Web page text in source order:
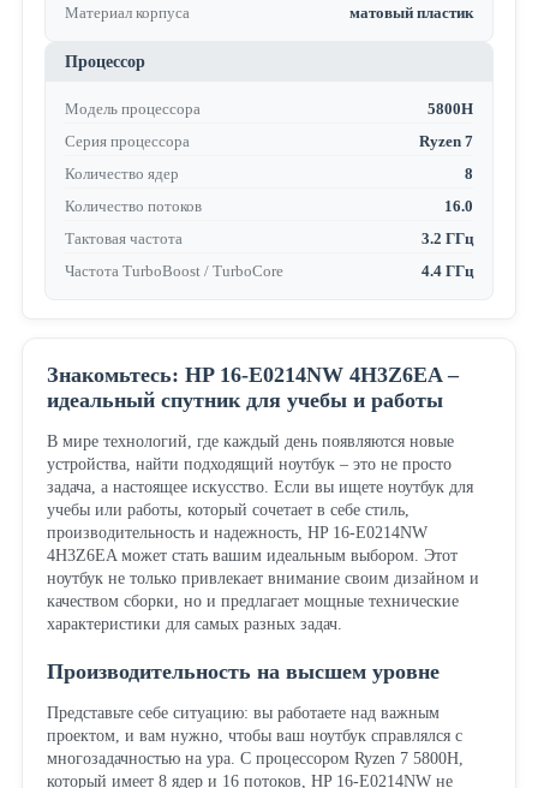
Материал корпуса
матовый пластик
Процессор
Модель процессора
5800H
Серия процессора
Ryzen 7
Количество ядер
8
Количество потоков
16.0
Тактовая частота
3.2 ГГц
Частота TurboBoost / TurboCore
4.4 ГГц
Знакомьтесь: HP 16-E0214NW 4H3Z6EA –
идеальный спутник для учебы и работы
В мире технологий, где каждый день появляются новые
устройства, найти подходящий ноутбук – это не просто
задача, а настоящее искусство. Если вы ищете ноутбук для
учебы или работы, который сочетает в себе стиль,
производительность и надежность, HP 16-E0214NW
4H3Z6EA может стать вашим идеальным выбором. Этот
ноутбук не только привлекает внимание своим дизайном и
качеством сборки, но и предлагает мощные технические
характеристики для самых разных задач.
Производительность на высшем уровне
Представьте себе ситуацию: вы работаете над важным
проектом, и вам нужно, чтобы ваш ноутбук справлялся с
многозадачностью на ура. С процессором Ryzen 7 5800H,
который имеет 8 ядер и 16 потоков, HP 16-E0214NW не